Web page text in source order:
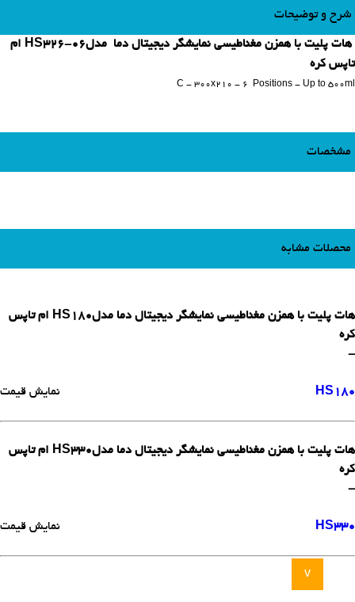
v
شرح و توضیحات
هات پلیت با همزن مغناطیسی نمایشگر دیجیتال دما مدلHS326-06 ام
تاپس کره
C - 300x210 - 6 Positions - Up to 500ml
مشخصات
محصلات مشابه
هات پلیت با همزن مغناطیسی نمایشگر دیجیتال دما مدلHS180 ام تاپس
کره
-
HS180 نمایش قیمت
هات پلیت با همزن مغناطیسی نمایشگر دیجیتال دما مدلHS330 ام تاپس
کره
-
HS330 نمایش قیمت